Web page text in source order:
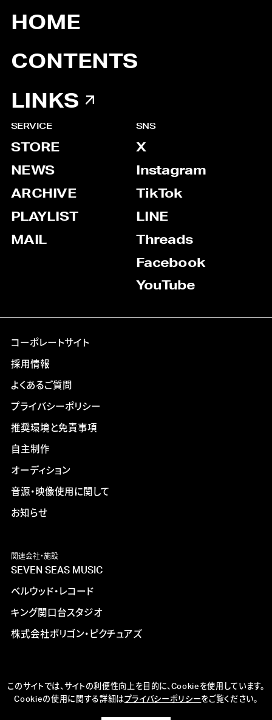
HOME
CONTENTS
LINKS
SERVICE
STORE
NEWS
ARCHIVE
PLAYLIST
MAIL
SNS
X
Instagram
TikTok
LINE
Threads
Facebook
YouTube
コーポレートサイト
採用情報
よくあるご質問
プライバシーポリシー
推奨環境と免責事項
自主制作
オーディション
音源・映像使用に関して
お知らせ
関連会社・施設
SEVEN SEAS MUSIC
ベルウッド・レコード
キング関口台スタジオ
株式会社ポリゴン・ピクチュアズ
このサイトでは、サイトの利便性向上を目的に、Cookieを使用しています。
Cookieの使用に関する詳細はプライバシーポリシーをご覧ください。